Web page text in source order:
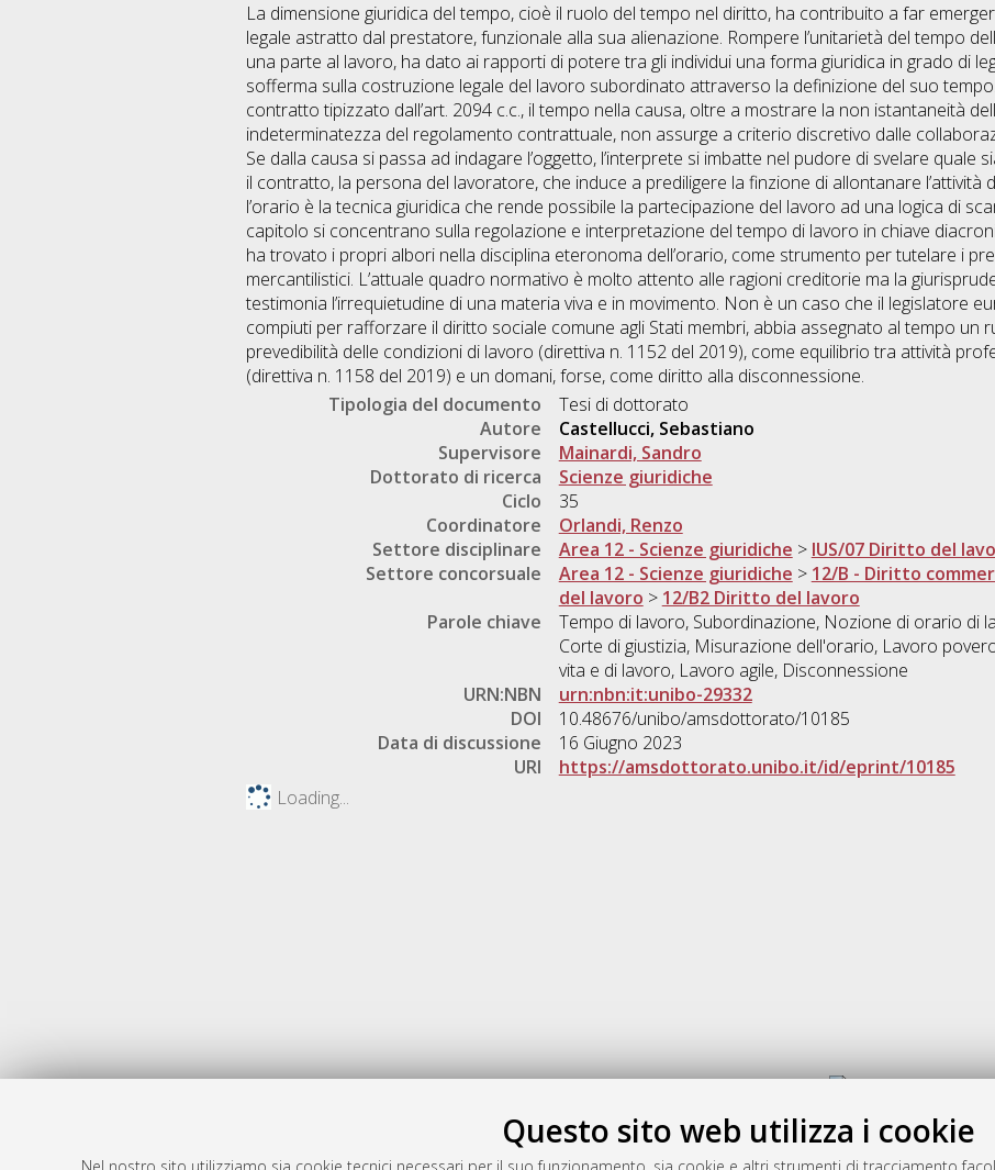
Questo sito web utilizza i cookie
La dimensione giuridica del tempo, cioè il ruolo del tempo nel diritto, ha contribuito a far
legale astratto dal prestatore, funzionale alla sua alienazione. Rompere l’unitarietà del tempo
una parte al lavoro, ha dato ai rapporti di potere tra gli individui una forma giuridica in grado di
sofferma sulla costruzione legale del lavoro subordinato attraverso la definizione del suo
contratto tipizzato dall’art. 2094 c.c., il tempo nella causa, oltre a mostrare la non istantaneità
indeterminatezza del regolamento contrattuale, non assurge a criterio discretivo dalle
Se dalla causa si passa ad indagare l’oggetto, l’interprete si imbatte nel pudore di svelare quale
il contratto, la persona del lavoratore, che induce a prediligere la finzione di allontanare l’attività
l’orario è la tecnica giuridica che rende possibile la partecipazione del lavoro ad una logica di
capitolo si concentrano sulla regolazione e interpretazione del tempo di lavoro in chiave
ha trovato i propri albori nella disciplina eteronoma dell’orario, come strumento per tutelare i
mercantilistici. L’attuale quadro normativo è molto attento alle ragioni creditorie ma la
testimonia l’irrequietudine di una materia viva e in movimento. Non è un caso che il legislatore
compiuti per rafforzare il diritto sociale comune agli Stati membri, abbia assegnato al tempo un
prevedibilità delle condizioni di lavoro (direttiva n. 1152 del 2019), come equilibrio tra attività
(direttiva n. 1158 del 2019) e un domani, forse, come diritto alla disconnessione.
Tipologia del documento
Tesi di dottorato
Autore
Castellucci, Sebastiano
Supervisore
Mainardi, Sandro
Dottorato di ricerca
Scienze giuridiche
Ciclo
35
Coordinatore
Orlandi, Renzo
Settore disciplinare
Area 12 - Scienze giuridiche > IUS/07 Diritto del
Settore concorsuale
Area 12 - Scienze giuridiche > 12/B - Diritto
del lavoro > 12/B2 Diritto del lavoro
Parole chiave
Tempo di lavoro, Subordinazione, Nozione di orario di
Corte di giustizia, Misurazione dell'orario, Lavoro
vita e di lavoro, Lavoro agile, Disconnessione
URN:NBN
urn:nbn:it:unibo-29332
DOI
10.48676/unibo/amsdottorato/10185
Data di discussione
16 Giugno 2023
URI
https://amsdottorato.unibo.it/id/eprint/10185
Loading...